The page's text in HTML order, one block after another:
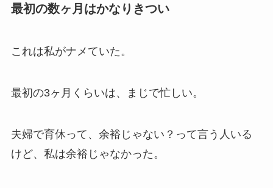
最初の数ヶ月はかなりきつい
これは私がナメていた。
最初の3ヶ月くらいは、まじで忙しい。
夫婦で育休って、余裕じゃない？って言う人いる
けど、私は余裕じゃなかった。